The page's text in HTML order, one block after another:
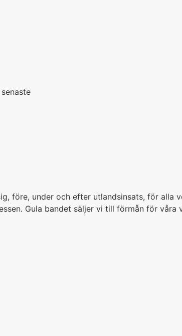
före, under och efter utlandsinsats, för
Gula bandet säljer vi till förmån för